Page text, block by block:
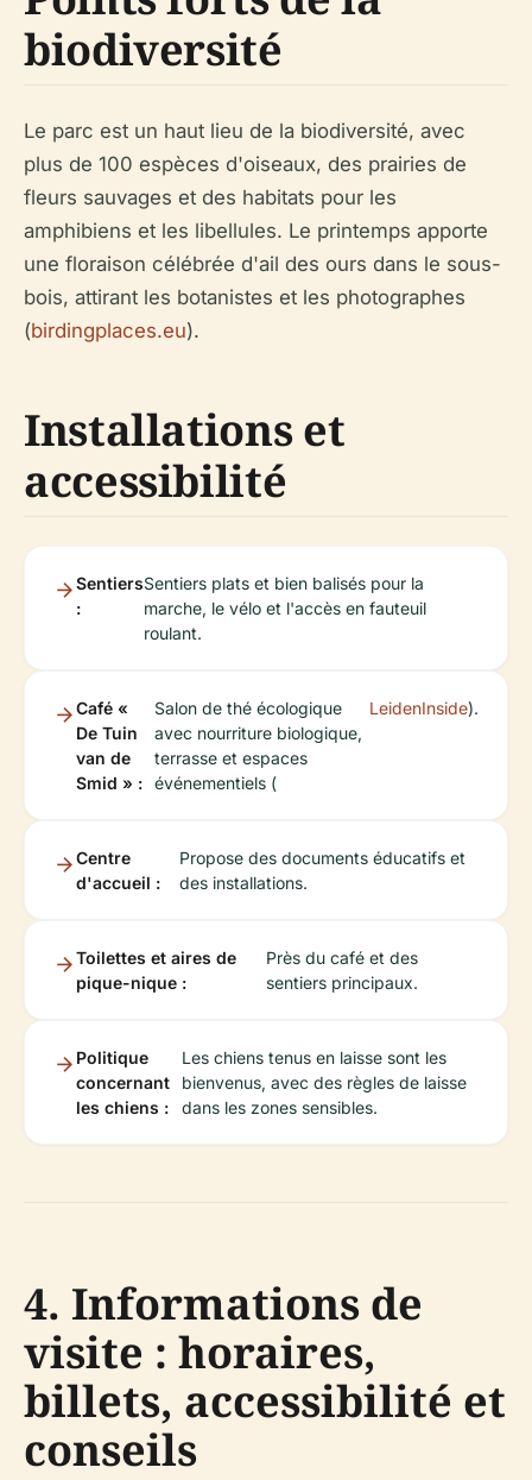
biodiversité
Le parc est un haut lieu de la biodiversité, avec
plus de 100 espèces d'oiseaux, des prairies de
fleurs sauvages et des habitats pour les
amphibiens et les libellules. Le printemps apporte
une floraison célébrée d'ail des ours dans le sous-
bois, attirant les botanistes et les photographes
(birdingplaces.eu).
Installations et
accessibilité
Sentiers
:
Sentiers plats et bien balisés pour la
marche, le vélo et l'accès en fauteuil
roulant.
Café «
De Tuin
van de
Smid » :
Salon de thé écologique
avec nourriture biologique,
terrasse et espaces
événementiels (
LeidenInside).
Centre
d'accueil :
Propose des documents éducatifs et
des installations.
Toilettes et aires de
pique-nique :
Près du café et des
sentiers principaux.
Politique
concernant
les chiens :
Les chiens tenus en laisse sont les
bienvenus, avec des règles de laisse
dans les zones sensibles.
4. Informations de
visite : horaires,
billets, accessibilité et
conseils